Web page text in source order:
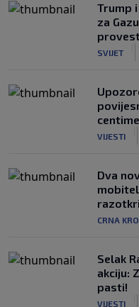
Trump
za
SVIJET
VIJESTI
Dva
CRNA
Selak
akciju:
pasti!
VIJESTI